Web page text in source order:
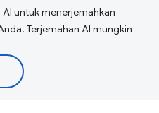
untuk menerjemahkan
Terjemahan AI mungkin